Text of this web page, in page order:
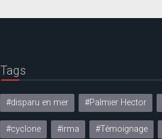
Tags
#disparu en mer #Palmier Hector
#cyclone #irma #Témoignage